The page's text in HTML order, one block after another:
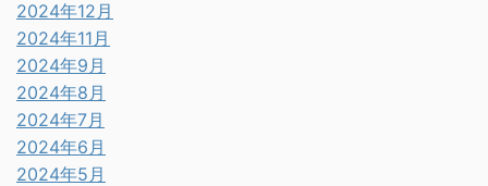
2024年12月
2024年11月
2024年9月
2024年8月
2024年7月
2024年6月
2024年5月